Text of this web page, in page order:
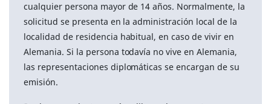
cualquier persona mayor de 14 años. Normalmente, la
solicitud se presenta en la administración local de la
localidad de residencia habitual, en caso de vivir en
Alemania. Si la persona todavía no vive en Alemania,
las representaciones diplomáticas se encargan de su
emisión.